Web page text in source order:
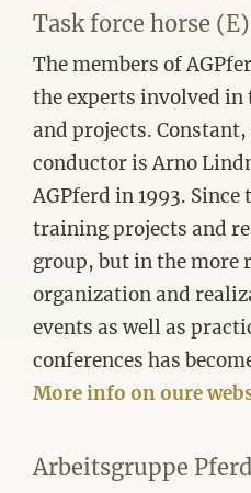
Task force horse (E)
The members of
the experts involved
and projects.
conductor is Arno
AGPferd in 1993.
training projects and
group, but in the more
organization and
events as well as
conferences has
More info on oure
Arbeitsgruppe